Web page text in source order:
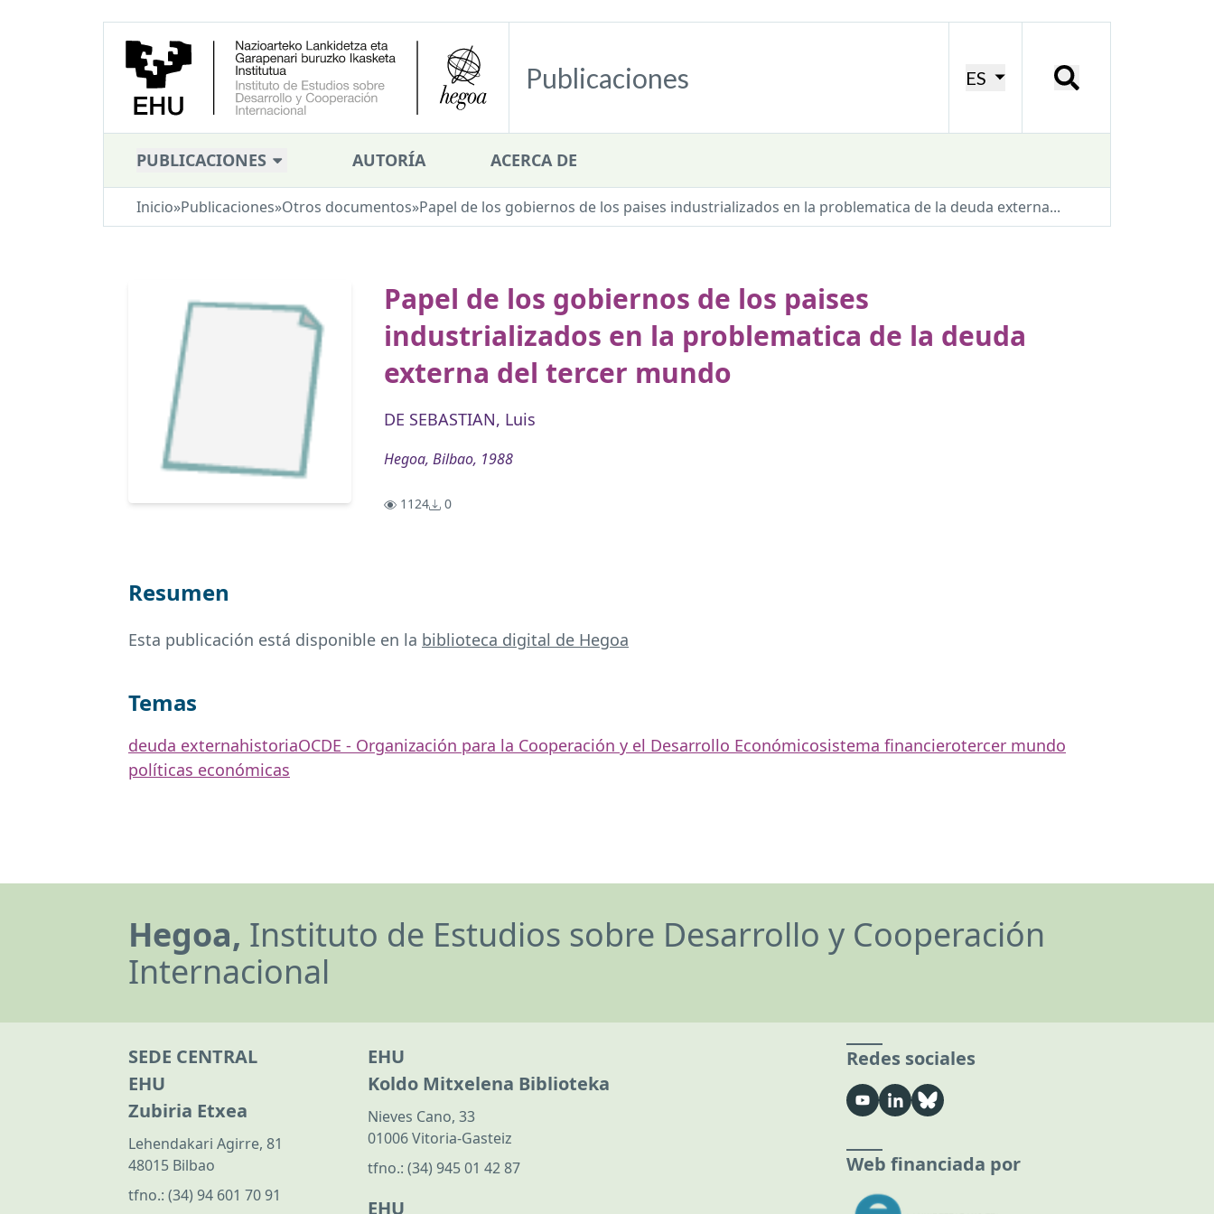
Publicaciones ES
PUBLICACIONES AUTORÍA ACERCA DE
Inicio»Publicaciones»Otros documentos»Papel de los gobiernos de los paises industrializados en la problematica de la deuda externa...
Papel de los gobiernos de los paises
industrializados en la problematica de la deuda
externa del tercer mundo
DE SEBASTIAN, Luis
Hegoa, Bilbao, 1988
1124 0
Resumen
Esta publicación está disponible en la biblioteca digital de Hegoa
Temas
deuda externahistoriaOCDE - Organización para la Cooperación y el Desarrollo Económicosistema financierotercer mundo
políticas económicas
Hegoa, Instituto de Estudios sobre Desarrollo y Cooperación
Internacional
SEDE CENTRAL
EHU
Zubiria Etxea
Lehendakari Agirre, 81
48015 Bilbao
tfno.: (34) 94 601 70 91
EHU
Koldo Mitxelena Biblioteka
Nieves Cano, 33
01006 Vitoria-Gasteiz
tfno.: (34) 945 01 42 87
EHU
Redes sociales
Web financiada por